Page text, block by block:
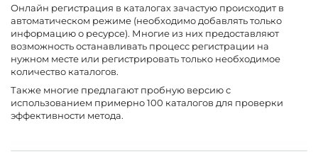
Онлайн регистрация в каталогах зачастую происходит в
автоматическом режиме (необходимо добавлять только
информацию о ресурсе). Многие из них предоставляют
возможность останавливать процесс регистрации на
нужном месте или регистрировать только необходимое
количество каталогов.
Также многие предлагают пробную версию с
использованием примерно 100 каталогов для проверки
эффективности метода.